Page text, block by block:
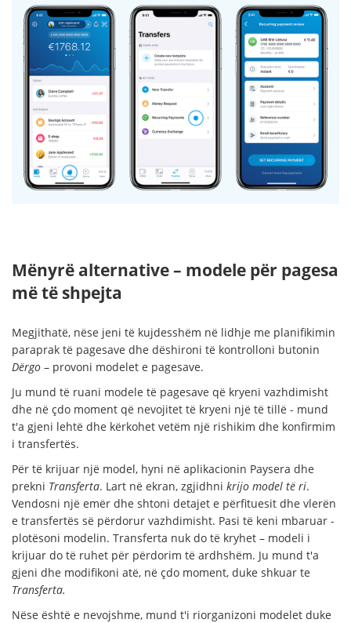
Mënyrë alternative – modele për pagesa
më të shpejta
Megjithatë, nëse jeni të kujdesshëm në lidhje me planifikimin
paraprak të pagesave dhe dëshironi të kontrolloni butonin
Dërgo – provoni modelet e pagesave.
Ju mund të ruani modele të pagesave që kryeni vazhdimisht
dhe në çdo moment që nevojitet të kryeni një të tillë - mund
t'a gjeni lehtë dhe kërkohet vetëm një rishikim dhe konfirmim
i transfertës.
Për të krijuar një model, hyni në aplikacionin Paysera dhe
prekni Transferta. Lart në ekran, zgjidhni krijo model të ri.
Vendosni një emër dhe shtoni detajet e përfituesit dhe vlerën
e transfertës së përdorur vazhdimisht. Pasi të keni mbaruar -
plotësoni modelin. Transferta nuk do të kryhet – modeli i
krijuar do të ruhet për përdorim të ardhshëm. Ju mund t'a
gjeni dhe modifikoni atë, në çdo moment, duke shkuar te
Transferta.
Nëse është e nevojshme, mund t'i riorganizoni modelet duke